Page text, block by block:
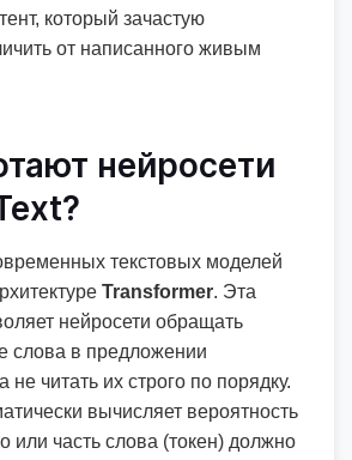
который зачастую
от написанного живым
нейросети
текстовых моделей
Transformer. Эта
нейросети обращать
слова в предложении
читать их строго по порядку.
вычисляет вероятность
или часть слова (токен) должно